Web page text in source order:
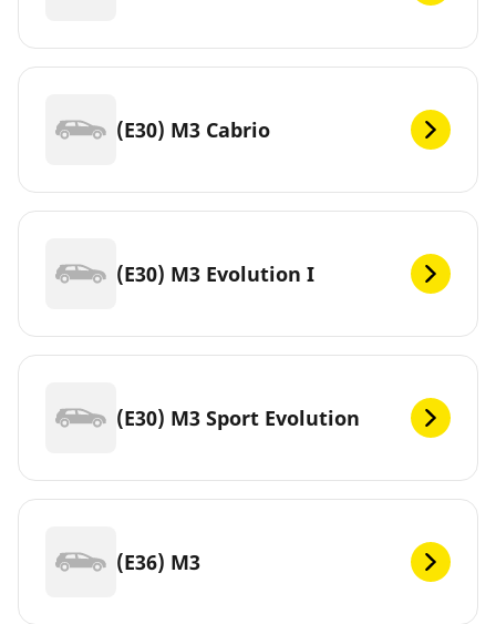
(E30) M3 Cabrio
(E30) M3 Evolution I
(E30) M3 Sport Evolution
(E36) M3